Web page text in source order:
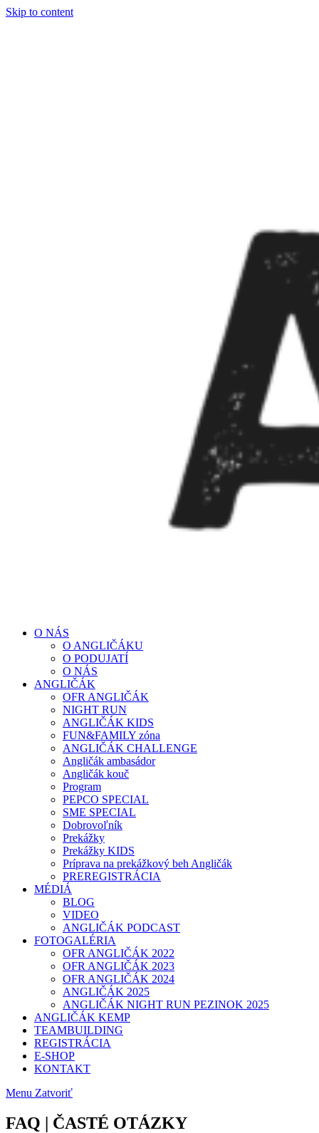
Skip to content
O NÁS
O ANGLIČÁKU
O PODUJATÍ
O NÁS
ANGLIČÁK
OFR ANGLIČÁK
NIGHT RUN
ANGLIČÁK KIDS
FUN&FAMILY zóna
ANGLIČÁK CHALLENGE
Angličák ambasádor
Angličák kouč
Program
PEPCO SPECIAL
SME SPECIAL
Dobrovoľník
Prekážky
Prekážky KIDS
Príprava na prekážkový beh Angličák
PREREGISTRÁCIA
MÉDIÁ
BLOG
VIDEO
ANGLIČÁK PODCAST
FOTOGALÉRIA
OFR ANGLIČÁK 2022
OFR ANGLIČÁK 2023
OFR ANGLIČÁK 2024
ANGLIČÁK 2025
ANGLIČÁK NIGHT RUN PEZINOK 2025
ANGLIČÁK KEMP
TEAMBUILDING
REGISTRÁCIA
E-SHOP
KONTAKT
Menu Zatvoriť
FAQ | ČASTÉ OTÁZKY